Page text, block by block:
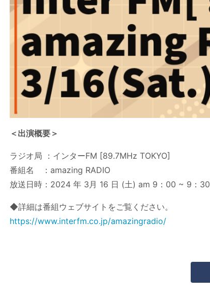
＜出演概要＞
ラジオ局 ：インターFM [89.7MHz TOKYO]
番組名 ：amazing RADIO
放送日時：2024 年 3月 16 日 (土) am 9：00 ~ 9：30
◆詳細は番組ウェブサイトをご覧ください。
https://www.interfm.co.jp/amazingradio/